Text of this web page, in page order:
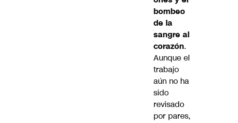
bombeo
de la
sangre al
corazón.
Aunque el
trabajo
aún no ha
sido
revisado
por pares,